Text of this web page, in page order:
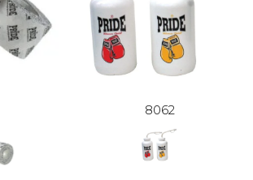
8062